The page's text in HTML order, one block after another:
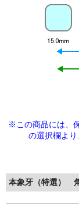
※この商品には、
の選択欄より
本象牙（特選）